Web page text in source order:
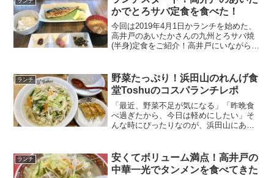
わせてレポートします！
かでとろサバ定食を食べた！
今回は2019年4月1日かランチを始めた、
高井戸のあいたかさんの九州とろサバ焼
(半身)定食をご紹介！高井戸にいながら、
の定食メニューやワンポイントについて
お伝えします！
ランチ
野菜たっぷり！浜田山のれんげ食
堂Toshuのコスパランチレポ
「最近、野菜不足が気になる」「昨晩食
べ過ぎたから、今日は軽めにしたい」そ
んな時にぴったりなのが、浜田山にある
野菜をたっぷり摂取できるので、野菜不
足や食べ過ぎで疲れ...
ランチ
安くてボリューム満点！高井戸の
中華一光でタンメンを食べてきた